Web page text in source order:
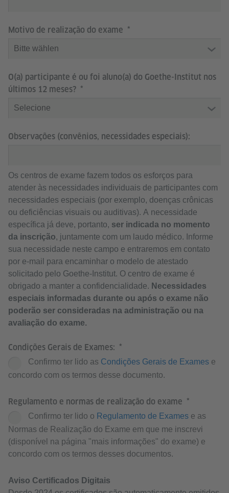
Motivo de realização do exame
O(a) participante é ou foi aluno(a) do Goethe-Institut nos
últimos 12 meses?
Observações (convênios, necessidades especiais):
Os centros de exame fazem todos os esforços para
atender às necessidades individuais de participantes com
necessidades especiais (por exemplo, doenças crônicas
ou deficiências visuais ou auditivas). A necessidade
específica já deve, portanto, ser indicada no momento
da inscrição, juntamente com um laudo médico. Informe
sua necessidade neste campo e entraremos em contato
por e-mail para encaminhar o modelo de atestado
solicitado pelo Goethe-Institut. O centro de exame é
obrigado a manter a confidencialidade. Necessidades
especiais informadas durante ou após o exame não
poderão ser consideradas na administração ou na
avaliação do exame.
Condições Gerais de Exames:
Confirmo ter lido as Condições Gerais de Exames e
concordo com os termos desse documento.
Regulamento e normas de realização do exame
Confirmo ter lido o Regulamento de Exames e as
Normas de Realização do Exame em que me inscrevi
(disponível na página "mais informações" do exame) e
concordo com os termos desses documentos.
Aviso Certificados Digitais